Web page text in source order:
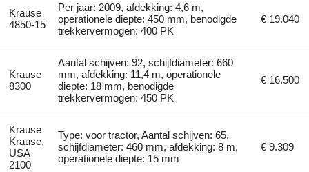
Krause
4850-15
Per jaar: 2009, afdekking: 4,6 m,
operationele diepte: 450 mm, benodigde
trekkervermogen: 400 PK
€ 19.040
Krause
8300
Aantal schijven: 92, schijfdiameter: 660
mm, afdekking: 11,4 m, operationele
diepte: 18 mm, benodigde
trekkervermogen: 450 PK
€ 16.500
Krause
Krause,
USA
2100
Type: voor tractor, Aantal schijven: 65,
schijfdiameter: 460 mm, afdekking: 8 m,
operationele diepte: 15 mm
€ 9.309